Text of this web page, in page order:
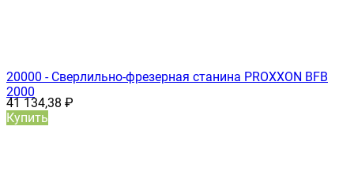
20000 - Сверлильно-фрезерная станина PROXXON BFB
2000
41 134,38 ₽
Купить